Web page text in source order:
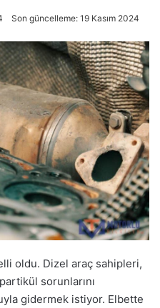
Son güncelleme: 19 Kasım 2024
oldu. Dizel araç sahipleri,
sorunlarını
gidermek istiyor. Elbette